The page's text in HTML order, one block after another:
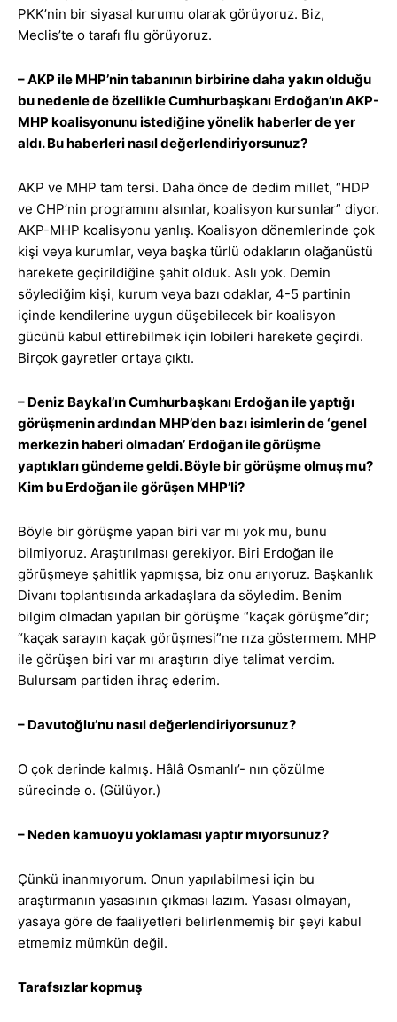
PKK’nin bir siyasal kurumu olarak görüyoruz. Biz,
Meclis’te o tarafı flu görüyoruz.
– AKP ile MHP’nin tabanının birbirine daha yakın olduğu
bu nedenle de özellikle Cumhurbaşkanı Erdoğan’ın AKP-
MHP koalisyonunu istediğine yönelik haberler de yer
aldı. Bu haberleri nasıl değerlendiriyorsunuz?
AKP ve MHP tam tersi. Daha önce de dedim millet, “HDP
ve CHP’nin programını alsınlar, koalisyon kursunlar” diyor.
AKP-MHP koalisyonu yanlış. Koalisyon dönemlerinde çok
kişi veya kurumlar, veya başka türlü odakların olağanüstü
harekete geçirildiğine şahit olduk. Aslı yok. Demin
söylediğim kişi, kurum veya bazı odaklar, 4-5 partinin
içinde kendilerine uygun düşebilecek bir koalisyon
gücünü kabul ettirebilmek için lobileri harekete geçirdi.
Birçok gayretler ortaya çıktı.
– Deniz Baykal’ın Cumhurbaşkanı Erdoğan ile yaptığı
görüşmenin ardından MHP’den bazı isimlerin de ‘genel
merkezin haberi olmadan’ Erdoğan ile görüşme
yaptıkları gündeme geldi. Böyle bir görüşme olmuş mu?
Kim bu Erdoğan ile görüşen MHP’li?
Böyle bir görüşme yapan biri var mı yok mu, bunu
bilmiyoruz. Araştırılması gerekiyor. Biri Erdoğan ile
görüşmeye şahitlik yapmışsa, biz onu arıyoruz. Başkanlık
Divanı toplantısında arkadaşlara da söyledim. Benim
bilgim olmadan yapılan bir görüşme “kaçak görüşme”dir;
“kaçak sarayın kaçak görüşmesi”ne rıza göstermem. MHP
ile görüşen biri var mı araştırın diye talimat verdim.
Bulursam partiden ihraç ederim.
– Davutoğlu’nu nasıl değerlendiriyorsunuz?
O çok derinde kalmış. Hâlâ Osmanlı’- nın çözülme
sürecinde o. (Gülüyor.)
– Neden kamuoyu yoklaması yaptır mıyorsunuz?
Çünkü inanmıyorum. Onun yapılabilmesi için bu
araştırmanın yasasının çıkması lazım. Yasası olmayan,
yasaya göre de faaliyetleri belirlenmemiş bir şeyi kabul
etmemiz mümkün değil.
Tarafsızlar kopmuş